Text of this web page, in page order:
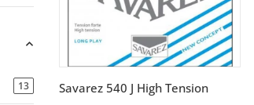
Savarez 540 J High Tension
13